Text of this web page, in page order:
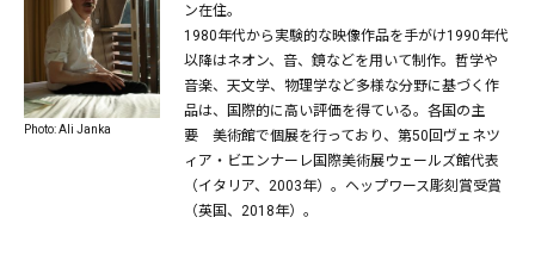
Photo: Ali Janka
ン在住。
1980年代から実験的な映像作品を手がけ1990年代
以降はネオン、音、鏡などを用いて制作。哲学や
音楽、天文学、物理学など多様な分野に基づく作
品は、国際的に高い評価を得ている。各国の主
要 美術館で個展を行っており、第50回ヴェネツ
ィア・ビエンナーレ国際美術展ウェールズ館代表
（イタリア、2003年）。ヘップワース彫刻賞受賞
（英国、2018年）。